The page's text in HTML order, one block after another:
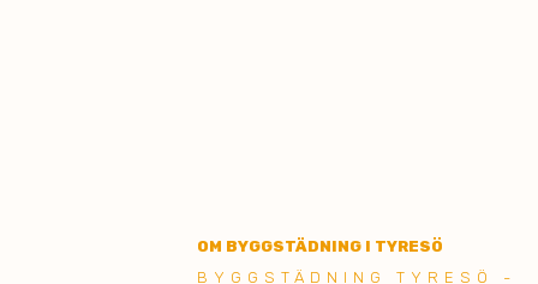
OM BYGGSTÄDNING I TYRESÖ
BYGGSTÄDNING TYRESÖ -